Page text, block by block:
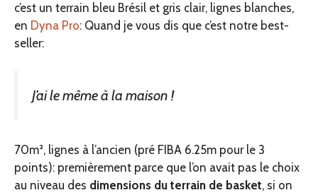
c’est un terrain bleu Brésil et gris clair, lignes blanches,
en Dyna Pro: Quand je vous dis que c’est notre best-
seller:
J’ai le même à la maison !
70m², lignes à l’ancien (pré FIBA 6.25m pour le 3
points): premièrement parce que l’on avait pas le choix
au niveau des dimensions du terrain de basket, si on